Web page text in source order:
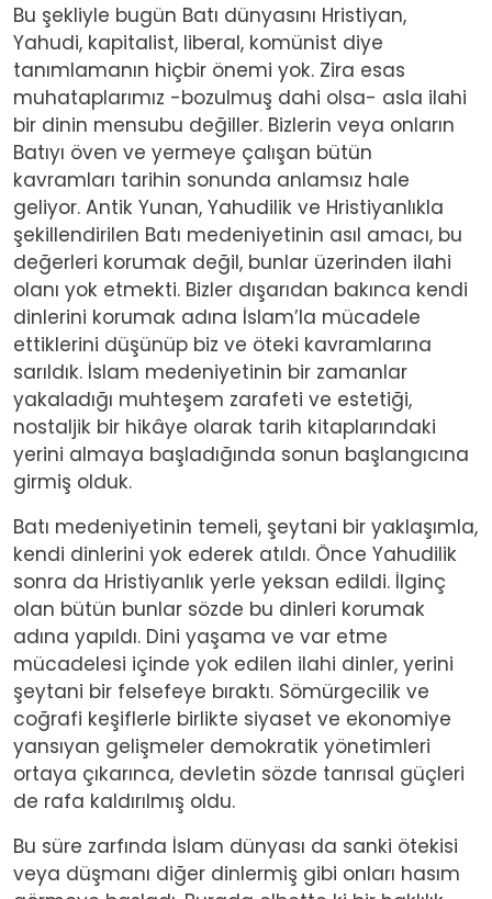
Bu şekliyle bugün Batı dünyasını Hristiyan,
Yahudi, kapitalist, liberal, komünist diye
tanımlamanın hiçbir önemi yok. Zira esas
muhataplarımız -bozulmuş dahi olsa- asla ilahi
bir dinin mensubu değiller. Bizlerin veya onların
Batıyı öven ve yermeye çalışan bütün
kavramları tarihin sonunda anlamsız hale
geliyor. Antik Yunan, Yahudilik ve Hristiyanlıkla
şekillendirilen Batı medeniyetinin asıl amacı, bu
değerleri korumak değil, bunlar üzerinden ilahi
olanı yok etmekti. Bizler dışarıdan bakınca kendi
dinlerini korumak adına İslam’la mücadele
ettiklerini düşünüp biz ve öteki kavramlarına
sarıldık. İslam medeniyetinin bir zamanlar
yakaladığı muhteşem zarafeti ve estetiği,
nostaljik bir hikâye olarak tarih kitaplarındaki
yerini almaya başladığında sonun başlangıcına
girmiş olduk.
Batı medeniyetinin temeli, şeytani bir yaklaşımla,
kendi dinlerini yok ederek atıldı. Önce Yahudilik
sonra da Hristiyanlık yerle yeksan edildi. İlginç
olan bütün bunlar sözde bu dinleri korumak
adına yapıldı. Dini yaşama ve var etme
mücadelesi içinde yok edilen ilahi dinler, yerini
şeytani bir felsefeye bıraktı. Sömürgecilik ve
coğrafi keşiflerle birlikte siyaset ve ekonomiye
yansıyan gelişmeler demokratik yönetimleri
ortaya çıkarınca, devletin sözde tanrısal güçleri
de rafa kaldırılmış oldu.
Bu süre zarfında İslam dünyası da sanki ötekisi
veya düşmanı diğer dinlermiş gibi onları hasım